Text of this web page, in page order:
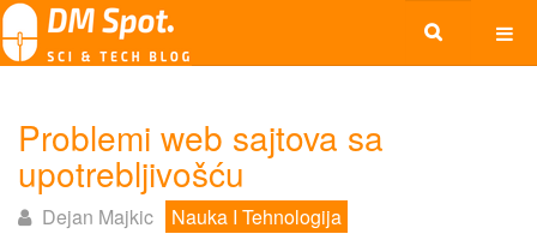
Problemi web sajtova sa
upotrebljivošću
Dejan Majkic
Nauka I Tehnologija